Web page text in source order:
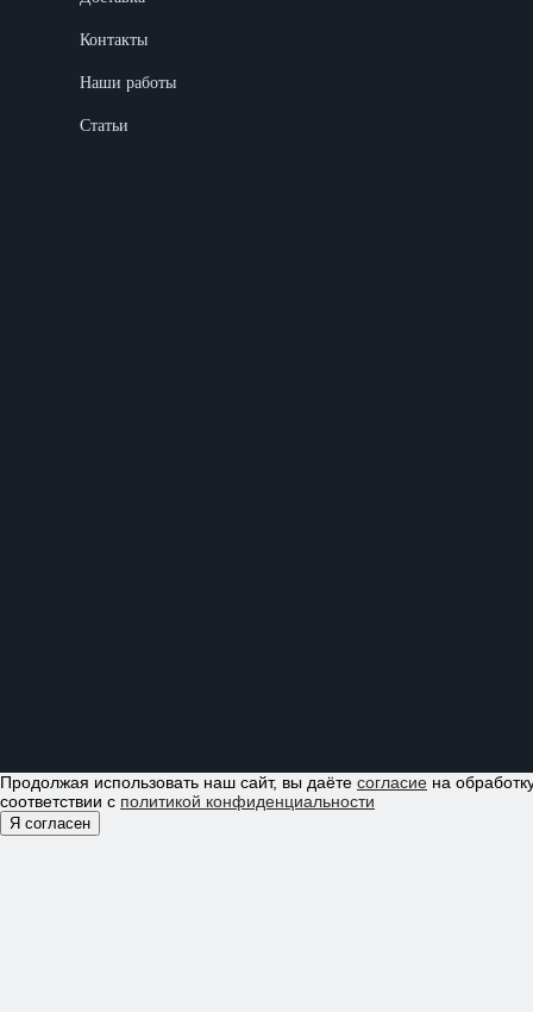
Контакты
Наши работы
Статьи
Продолжая использовать наш сайт, вы даёте согласие на
соответствии с политикой конфиденциальности
Я согласен